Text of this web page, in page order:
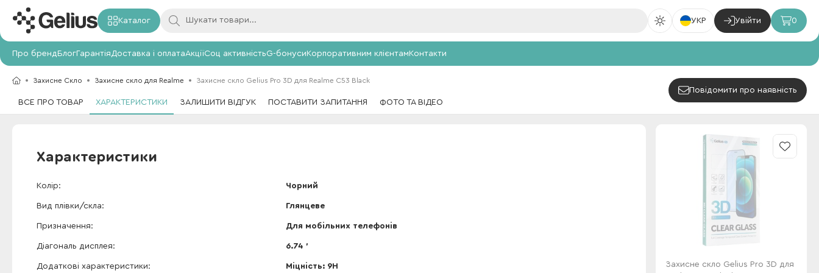
Каталог УКР Увійти 0
Про брендБлогГарантія Доставка і оплатаАкціїСоц активністьG-бонусиКорпоративним клієнтамКонтакти
Захисне Скло Захисне скло для Realme Захисне скло Gelius Pro 3D для Realme C53 Black
ВСЕ ПРО ТОВАР ХАРАКТЕРИСТИКИ ЗАЛИШИТИ ВІДГУК ПОСТАВИТИ ЗАПИТАННЯ ФОТО ТА ВІДЕО
Повідомити про наявність
Характеристики
Колір Чорний
Вид плівки/скла Глянцеве
Призначення Для мобільних телефонів
Діагональ дисплея 6.74 '
Додаткові характеристики Міцність: 9Н
Захисне скло Gelius Pro 3D для